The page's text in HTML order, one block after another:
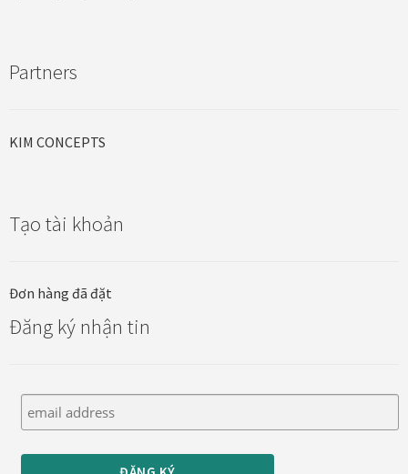
Đóng khung tranh canvas – tranh sơn dầu
Đóng khung tranh thêu
Giỏ hàng
Giới Thiệu Mia Home
Partners
KIM CONCEPTS
Tạo tài khoản
Đơn hàng đã đặt
Đăng ký nhận tin